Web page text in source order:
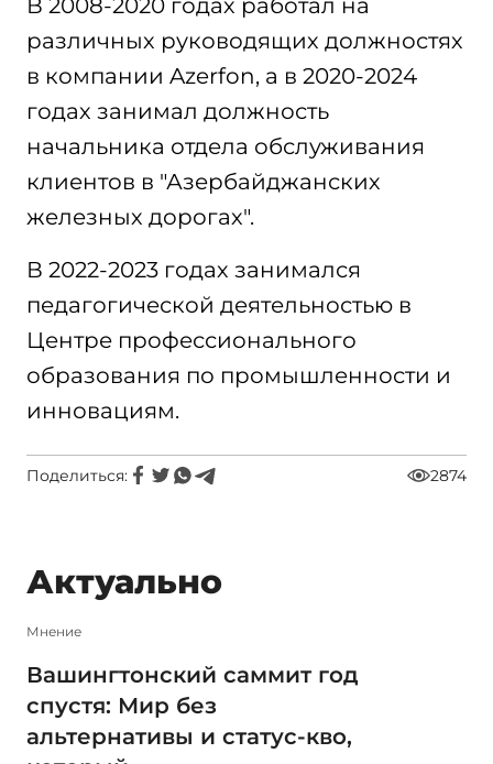
В 2008-2020 годах работал на
различных руководящих должностях
в компании Azerfon, а в 2020-2024
годах занимал должность
начальника отдела обслуживания
клиентов в "Азербайджанских
железных дорогах".
В 2022-2023 годах занимался
педагогической деятельностью в
Центре профессионального
образования по промышленности и
инновациям.
Поделиться: 2874
Актуально
Мнение
Вашингтонский саммит год
спустя: Мир без
альтернативы и статус-кво,